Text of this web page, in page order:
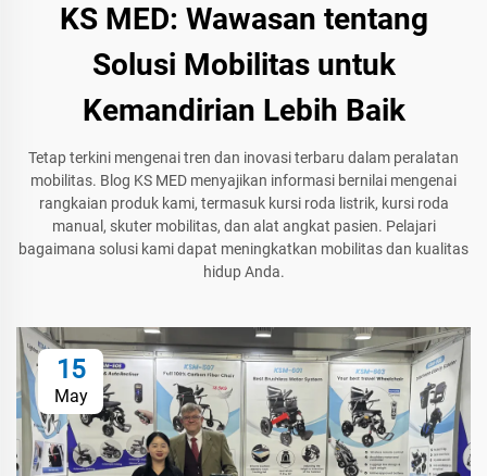
KS MED: Wawasan tentang
Solusi Mobilitas untuk
Kemandirian Lebih Baik
Tetap terkini mengenai tren dan inovasi terbaru dalam peralatan
mobilitas. Blog KS MED menyajikan informasi bernilai mengenai
rangkaian produk kami, termasuk kursi roda listrik, kursi roda
manual, skuter mobilitas, dan alat angkat pasien. Pelajari
bagaimana solusi kami dapat meningkatkan mobilitas dan kualitas
hidup Anda.
15
May